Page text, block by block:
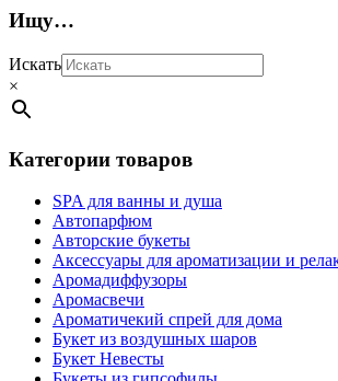
Ищу…
Искать
×
Категории товаров
SPA для ванны и душа
Автопарфюм
Авторские букеты
Аксессуары для ароматизации и
Аромадиффузоры
Аромасвечи
Ароматичекий спрей для дома
Букет из воздушных шаров
Букет Невесты